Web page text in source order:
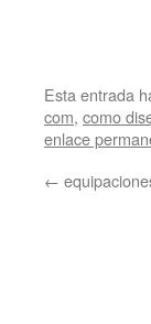
Esta entrada
com, como
enlace
←